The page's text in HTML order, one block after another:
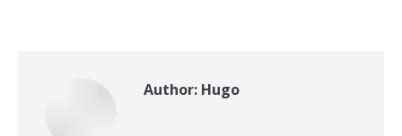
Author: Hugo